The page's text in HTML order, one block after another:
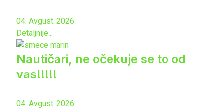
04. Avgust. 2026.
Detaljnije...
Nautičari, ne očekuje se to od
vas!!!!!
04. Avgust. 2026.